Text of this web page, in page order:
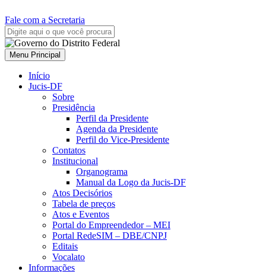
Fale com a Secretaria
Menu Principal
Início
Jucis-DF
Sobre
Presidência
Perfil da Presidente
Agenda da Presidente
Perfil do Vice-Presidente
Contatos
Institucional
Organograma
Manual da Logo da Jucis-DF
Atos Decisórios
Tabela de preços
Atos e Eventos
Portal do Empreendedor – MEI
Portal RedeSIM – DBE/CNPJ
Editais
Vocalato
Informações